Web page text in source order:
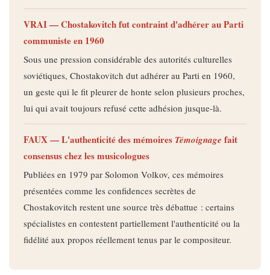
VRAI — Chostakovitch fut contraint d'adhérer au Parti
communiste en 1960
Sous une pression considérable des autorités culturelles
soviétiques, Chostakovitch dut adhérer au Parti en 1960,
un geste qui le fit pleurer de honte selon plusieurs proches,
lui qui avait toujours refusé cette adhésion jusque-là.
FAUX — L'authenticité des mémoires Témoignage fait
consensus chez les musicologues
Publiées en 1979 par Solomon Volkov, ces mémoires
présentées comme les confidences secrètes de
Chostakovitch restent une source très débattue : certains
spécialistes en contestent partiellement l'authenticité ou la
fidélité aux propos réellement tenus par le compositeur.